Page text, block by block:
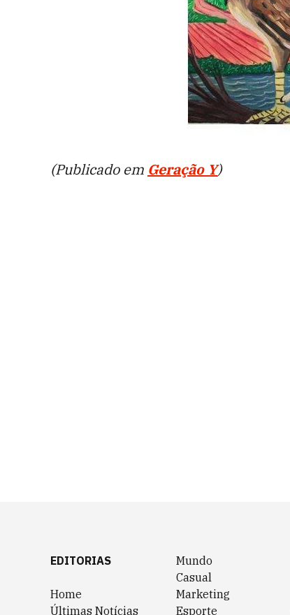
(Publicado em Geração Y)
EDITORIAS
Home
Últimas Notícias
Mundo
Casual
Marketing
Esporte